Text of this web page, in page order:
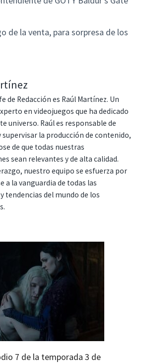
de la venta, para sorpresa de los
de Redacción es Raúl Martínez. Un
en videojuegos que ha dedicado
universo. Raúl es responsable de
supervisar la producción de contenido,
de que todas nuestras
sean relevantes y de alta calidad.
nuestro equipo se esfuerza por
a la vanguardia de todas las
tendencias del mundo de los
7 de la temporada 3 de